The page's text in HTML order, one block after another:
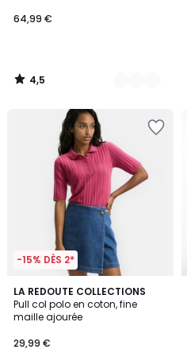
64,99 €
4,5
/
-15% DÈS 2*
LA REDOUTE COLLECTIONS
Pull col polo en coton, fine
maille ajourée
29,99 €
4,8
/ 5
3
Couleurs